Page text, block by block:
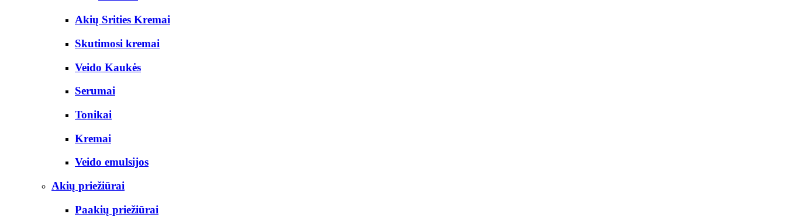
Akių Srities Kremai
Skutimosi kremai
Veido Kaukės
Serumai
Tonikai
Kremai
Veido emulsijos
Akių priežiūrai
Paakių priežiūrai